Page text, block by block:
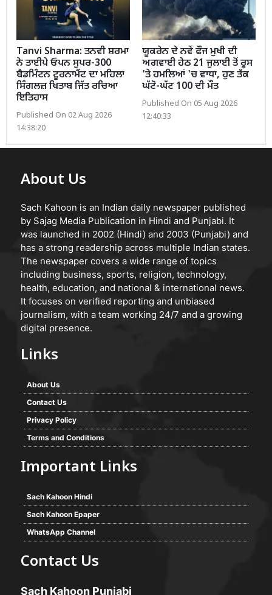
Tanvi Sharma: ਤਨਵੀ ਸ਼ਰਮਾ
ਨੇ ਤਾਈਪੇ ਓਪਨ ਸੁਪਰ-300
ਬੈਡਮਿੰਟਨ ਟੂਰਨਾਮੈਂਟ ਦਾ ਮਹਿਲਾ
ਸਿੰਗਲਜ਼ ਖਿਤਾਬ ਜਿੱਤ ਰਚਿਆ
ਇਤਿਹਾਸ
Published On 02 Aug 2026
14:38:20
ਯੂਕਰੇਨ ਦੇ ਨਵੇਂ ਫੌਜ ਮੁਖੀ ਦੀ
ਅਗਵਾਈ ਹੇਠ 21 ਜੁਲਾਈ ਤੋਂ ਰੂਸ
'ਤੇ ਹਮਲਿਆਂ 'ਚ ਵਾਧਾ, ਹੁਣ ਤੱਕ
ਘੱਟੋ-ਘੱਟ 100 ਦੀ ਮੌਤ
Published On 05 Aug 2026
12:40:33
About Us
Sach Kahoon is an Indian daily newspaper published
by Sajag Media Publication in Hindi and Punjabi. It
was launched in 2002 (Hindi) and 2003 (Punjabi) and
has a strong readership across multiple Indian states.
The newspaper covers a wide range of topics
including business, sports, religion, technology,
health, education, and national & international news.
It focuses on verified reporting and unbiased
journalism, with a team working 24/7 and a growing
digital presence.
Links
About Us
Contact Us
Privacy Policy
Terms and Conditions
Important Links
Sach Kahoon Hindi
Sach Kahoon Epaper
WhatsApp Channel
Contact Us
Sach Kahoon Punjabi